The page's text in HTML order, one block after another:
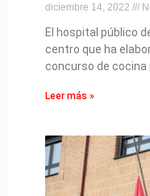
diciembre 14, 2022
El hospital público
centro que ha
concurso de cocina
Leer más »